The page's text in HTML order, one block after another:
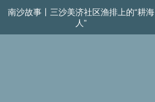
南沙故事丨三沙美济社区渔排上的“耕海
人”